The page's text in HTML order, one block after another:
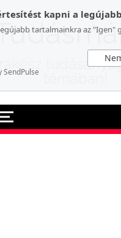
kapni a
tartalmainkra az "Igen"
SendPulse